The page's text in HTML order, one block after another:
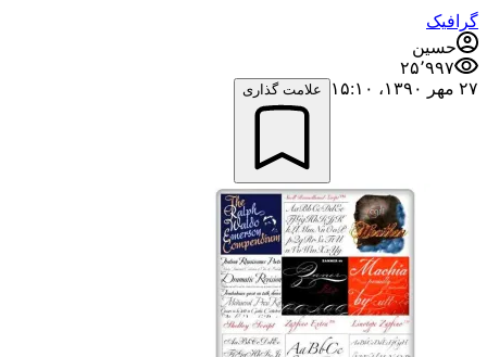
گرافیک
حسین
۲۵٬۹۹۷
۲۷ مهر ۱۳۹۰،‏ ۱۵:۱۰
علامت گذاری